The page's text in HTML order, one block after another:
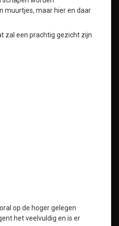
muurtjes, maar hier en daar
zal een prachtig gezicht zijn
op de hoger gelegen
het veelvuldig en is er